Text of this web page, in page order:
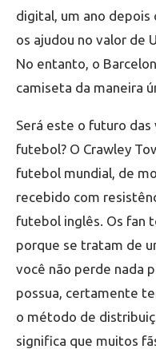
digital, um ano depois
os ajudou no valor de
No entanto, o
camiseta da maneira
Será este o futuro
futebol? O Crawley
futebol mundial, de
recebido com
futebol inglês. Os fan
porque se tratam de
você não perde nada
possua, certamente
o método de
significa que muitos